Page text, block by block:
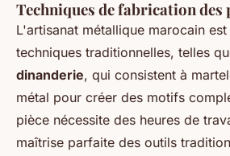
Techniques de fabrication des
L'artisanat métallique marocain
techniques traditionnelles, telles
dinanderie, qui consistent à
métal pour créer des motifs
pièce nécessite des heures de
maîtrise parfaite des outils